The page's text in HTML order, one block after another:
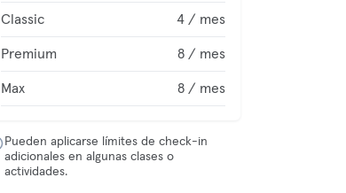
Classic 4 / mes
Premium 8 / mes
Max 8 / mes
Pueden aplicarse límites de check-in
adicionales en algunas clases o
actividades.